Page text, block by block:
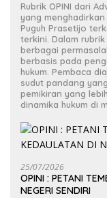
Rubrik OPINI dari
yang
Puguh Prasetijo
terkini. Dalam
berbagai
berbasis pada
hukum. Pembaca
sudut pandang
pemikiran yang
dinamika hukum di
25/07/2026
OPINI : PETANI
NEGERI SENDIRI